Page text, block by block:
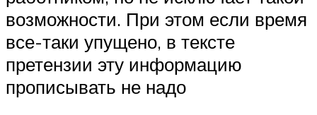
возможности. При этом если время
все-таки упущено, в тексте
претензии эту информацию
прописывать не надо